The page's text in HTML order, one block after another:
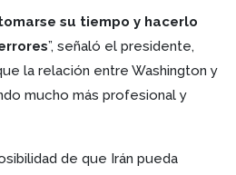
su tiempo y hacerlo
”, señaló el presidente,
la relación entre Washington y
mucho más profesional y
de que Irán pueda